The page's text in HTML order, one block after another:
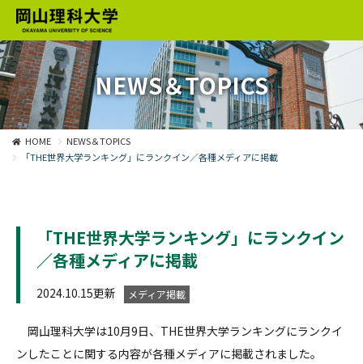
NEWS＆TOPICS
HOME
NEWS＆TOPICS
「THE世界大学ランキング」にランクイン／各種メディアに掲載
「THE世界大学ランキング」にランクイン
／各種メディアに掲載
2024.10.15更新 メディア掲載
岡山理科大学は10月9日、THE世界大学ランキングにランクイ
ンしたことに関する内容が各種メディアに掲載されました。